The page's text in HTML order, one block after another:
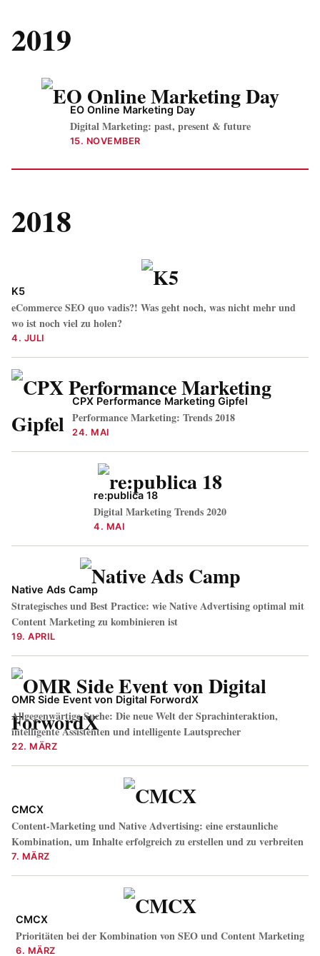
2019
EO Online Marketing Day
Digital Marketing: past, present & future
15. NOVEMBER
2018
K5
eCommerce SEO quo vadis?! Was geht noch, was nicht mehr und
wo ist noch viel zu holen?
4. JULI
CPX Performance Marketing Gipfel
Performance Marketing: Trends 2018
24. MAI
re:publica 18
Digital Marketing Trends 2020
4. MAI
Native Ads Camp
Strategisches und Best Practice: wie Native Advertising optimal mit
Content Marketing zu kombinieren ist
19. APRIL
OMR Side Event von Digital ForwordX
Allgegenwärtige Suche: Die neue Welt der Sprachinteraktion,
intelligente Assistenten und intelligente Lautsprecher
22. MÄRZ
CMCX
Content-Marketing und Native Advertising: eine erstaunliche
Kombination, um Inhalte erfolgreich zu erstellen und zu verbreiten
7. MÄRZ
CMCX
Prioritäten bei der Kombination von SEO und Content Marketing
6. MÄRZ